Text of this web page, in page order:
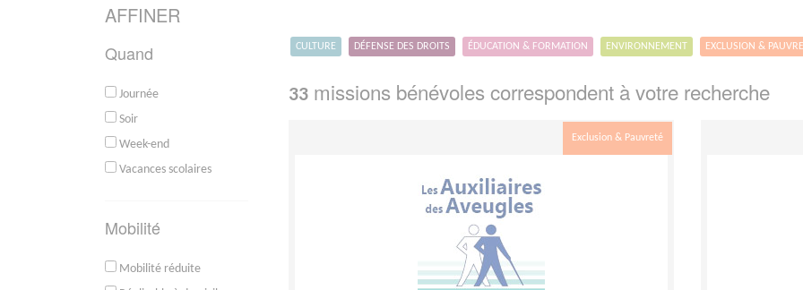
AFFINER
Quand
Journée
Soir
Week-end
Vacances scolaires
Mobilité
Mobilité réduite
CULTURE DÉFENSE DES DROITS ÉDUCATION & FORMATION ENVIRONNEMENT EXCLUSION &
33 missions bénévoles correspondent à votre recherche
Exclusion & Pauvreté